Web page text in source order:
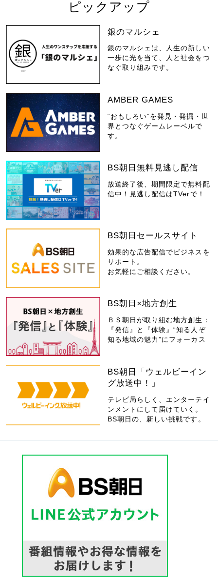
ピックアップ
銀のマルシェ
銀のマルシェは、人生の新しい
一歩に光を当て、人と社会をつ
なぐ取り組みです。
AMBER GAMES
“おもしろい”を発見・発掘・世
界とつなぐゲームレーベルで
す。
BS朝日無料見逃し配信
放送終了後、期間限定で無料配
信中！見逃し配信はTVerで！
BS朝日セールスサイト
効果的な広告配信でビジネスを
サポート。
お気軽にご相談ください。
BS朝日×地方創生
ＢＳ朝日が取り組む地方創生：
『発信』と『体験』“知る人ぞ
知る地域の魅力”にフォーカス
BS朝日「ウェルビーイン
グ放送中！」
テレビ局らしく、エンターテイ
ンメントにして届けていく。
BS朝日の、新しい挑戦です。